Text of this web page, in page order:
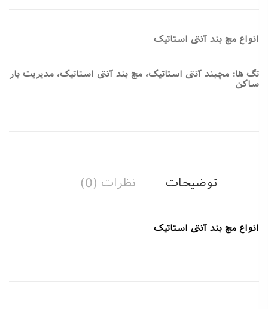
انواع مچ بند آنتی استاتیک
تگ ها: مچبند آنتی استاتیک، مچ بند آنتی استاتیک، مدیریت بار
ساکن
توضیحات نظرات (0)
انواع مچ بند آنتی استاتیک